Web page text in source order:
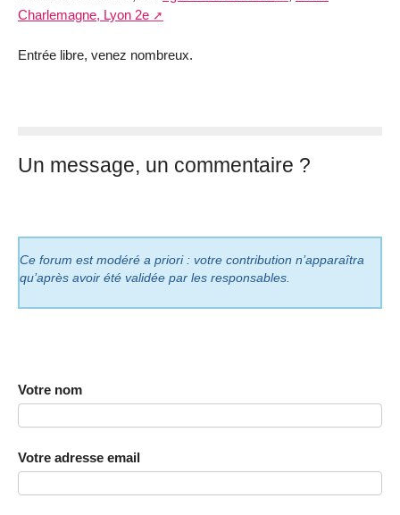
Charlemagne, Lyon 2e
Entrée libre, venez nombreux.
Un message, un commentaire ?
Ce forum est modéré a priori : votre contribution n’apparaîtra
qu’après avoir été validée par les responsables.
Votre nom
Votre adresse email